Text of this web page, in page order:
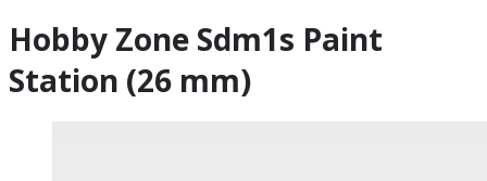
Hobby Zone Sdm1s Paint
Station (26 mm)